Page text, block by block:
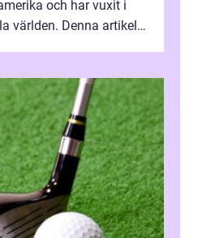
och har vuxit i
världen. Denna artikel